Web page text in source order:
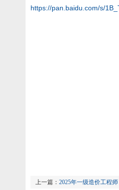
https://pan.baidu.com/s/
上一篇： 2025年一级造价工程